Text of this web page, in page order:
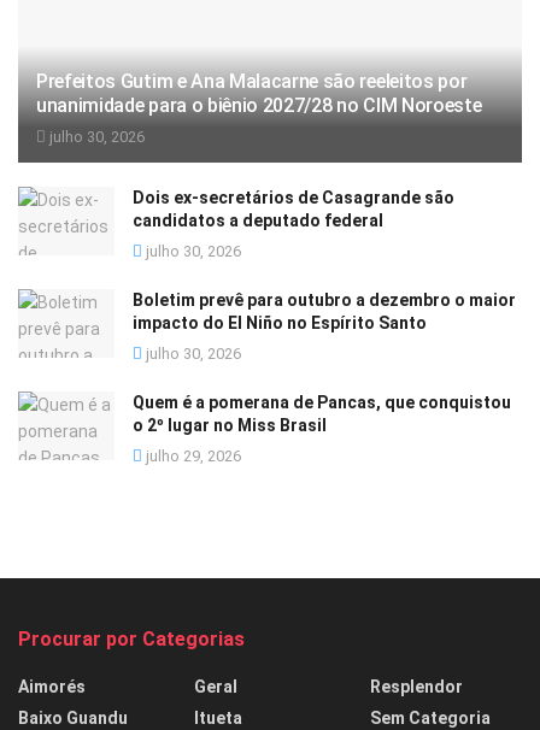
Prefeitos Gutim e Ana Malacarne são reeleitos por
unanimidade para o biênio 2027/28 no CIM Noroeste
julho 30, 2026
Dois ex-secretários de Casagrande são
candidatos a deputado federal
julho 30, 2026
Boletim prevê para outubro a dezembro o maior
impacto do El Niño no Espírito Santo
julho 30, 2026
Quem é a pomerana de Pancas, que conquistou
o 2º lugar no Miss Brasil
julho 29, 2026
Procurar por Categorias
Aimorés
Baixo Guandu
Geral
Itueta
Resplendor
Sem Categoria